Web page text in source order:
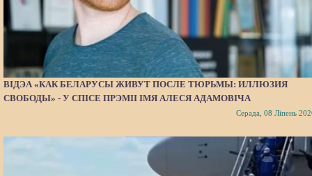
ВІДЭА «КАК БЕЛАРУСЫ ЖИВУТ ПОСЛЕ ТЮРЬМЫ: ИЛЛЮЗИЯ
СВОБОДЫ» - У СПІСЕ ПРЭМІІ ІМЯ АЛЕСЯ АДАМОВІЧА
Серада, 08 Ліпень